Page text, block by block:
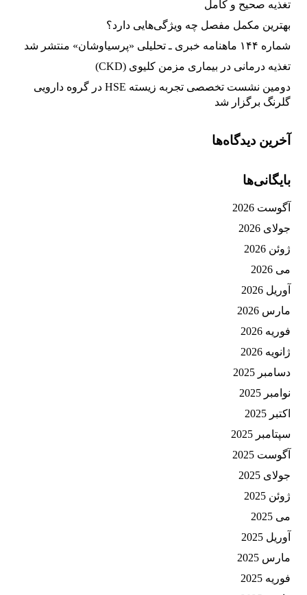
تغذیه صحیح و کامل
بهترین مکمل مفصل چه ویژگی‌هایی دارد؟
شماره ۱۴۴ ماهنامه خبری ـ تحلیلی «پرسیاوشان» منتشر شد
تغذیه‌ درمانی در بیماری مزمن کلیوی (CKD)
دومین نشست تخصصی تجربه زیسته HSE در گروه دارویی
گلرنگ برگزار شد
آخرین دیدگاه‌ها
بایگانی‌ها
آگوست 2026
جولای 2026
ژوئن 2026
می 2026
آوریل 2026
مارس 2026
فوریه 2026
ژانویه 2026
دسامبر 2025
نوامبر 2025
اکتبر 2025
سپتامبر 2025
آگوست 2025
جولای 2025
ژوئن 2025
می 2025
آوریل 2025
مارس 2025
فوریه 2025